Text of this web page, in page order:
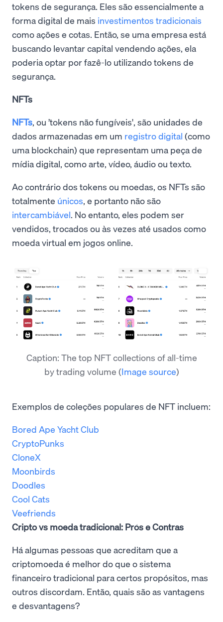
tokens de segurança. Eles são essencialmente a
forma digital de mais investimentos tradicionais
como ações e cotas. Então, se uma empresa está
buscando levantar capital vendendo ações, ela
poderia optar por fazê-lo utilizando tokens de
segurança.
NFTs
NFTs, ou ’tokens não fungíveis', são unidades de
dados armazenadas em um registro digital (como
uma blockchain) que representam uma peça de
mídia digital, como arte, vídeo, áudio ou texto.
Ao contrário dos tokens ou moedas, os NFTs são
totalmente únicos, e portanto não são
intercambiável. No entanto, eles podem ser
vendidos, trocados ou às vezes até usados como
moeda virtual em jogos online.
Caption: The top NFT collections of all-time
by trading volume (Image source)
Exemplos de coleções populares de NFT incluem:
Bored Ape Yacht Club
CryptoPunks
CloneX
Moonbirds
Doodles
Cool Cats
Veefriends
Cripto vs moeda tradicional: Prós e Contras
Há algumas pessoas que acreditam que a
criptomoeda é melhor do que o sistema
financeiro tradicional para certos propósitos, mas
outros discordam. Então, quais são as vantagens
e desvantagens?